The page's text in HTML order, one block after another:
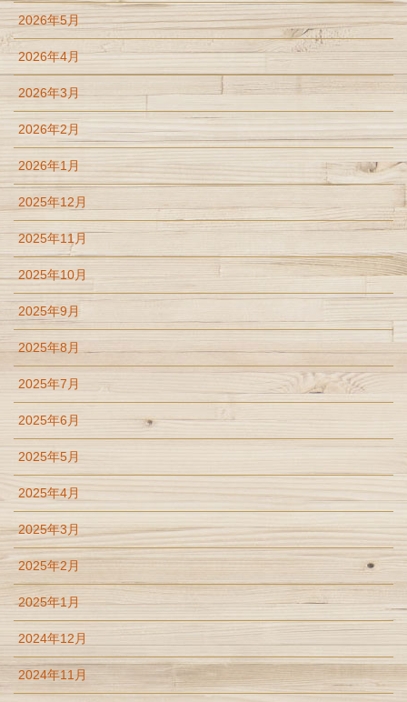
2026年5月
2026年4月
2026年3月
2026年2月
2026年1月
2025年12月
2025年11月
2025年10月
2025年9月
2025年8月
2025年7月
2025年6月
2025年5月
2025年4月
2025年3月
2025年2月
2025年1月
2024年12月
2024年11月